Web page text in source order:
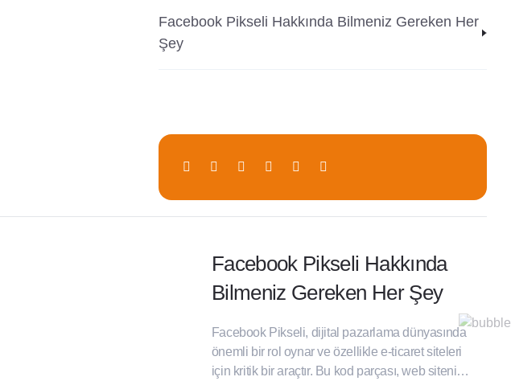
Facebook Pikseli Hakkında Bilmeniz Gereken Her
Şey
Facebook Pikseli Hakkında
Bilmeniz Gereken Her Şey
Facebook Pikseli, dijital pazarlama dünyasında
önemli bir rol oynar ve özellikle e-ticaret siteleri
için kritik bir araçtır. Bu kod parçası, web sitenize